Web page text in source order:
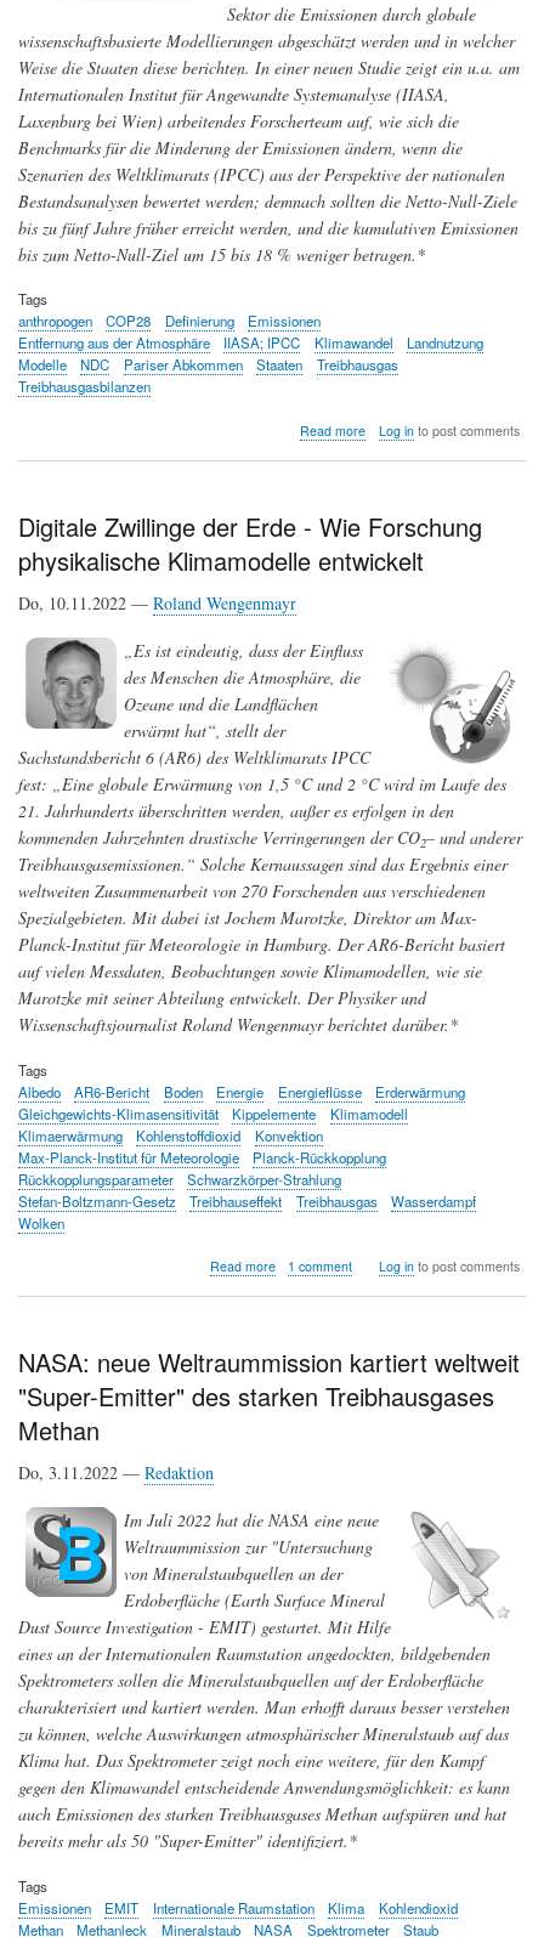
Sektor die Emissionen durch globale
wissenschaftsbasierte Modellierungen abgeschätzt werden und in welcher
Weise die Staaten diese berichten. In einer neuen Studie zeigt ein u.a. am
Internationalen Institut für Angewandte Systemanalyse (IIASA,
Laxenburg bei Wien) arbeitendes Forscherteam auf, wie sich die
Benchmarks für die Minderung der Emissionen ändern, wenn die
Szenarien des Weltklimarats (IPCC) aus der Perspektive der nationalen
Bestandsanalysen bewertet werden; demnach sollten die Netto-Null-Ziele
bis zu fünf Jahre früher erreicht werden, und die kumulativen Emissionen
bis zum Netto-Null-Ziel um 15 bis 18 % weniger betragen.*
Tags
anthropogen
COP28 Definierung
Emissionen
Entfernung aus der Atmosphäre
IIASA; IPCC Klimawandel
Landnutzung
Modelle
NDC Pariser Abkommen Staaten
Treibhausgas
Treibhausgasbilanzen
Read moreabout
durch
Landnutzung
entstehende
Ländern
unterschiedlich
definiert
Log into post comments
Digitale Zwillinge der Erde - Wie Forschung
physikalische Klimamodelle entwickelt
Do, 10.11.2022 — Roland Wengenmayr
„Es ist eindeutig, dass der Einfluss
des Menschen die Atmosphäre, die
Ozeane und die Landflächen
erwärmt hat“, stellt der
Sachstandsbericht 6 (AR6) des Weltklimarats IPCC
fest: „Eine globale Erwärmung von 1,5 °C und 2 °C wird im Laufe des
21. Jahrhunderts überschritten werden, außer es erfolgen in den
kommenden Jahrzehnten drastische Verringerungen der CO2– und anderer
Treibhausgasemissionen.“ Solche Kernaussagen sind das Ergebnis einer
weltweiten Zusammenarbeit von 270 Forschenden aus verschiedenen
Spezialgebieten. Mit dabei ist Jochem Marotzke, Direktor am Max-
Planck-Institut für Meteorologie in Hamburg. Der AR6-Bericht basiert
auf vielen Messdaten, Beobachtungen sowie Klimamodellen, wie sie
Marotzke mit seiner Abteilung entwickelt. Der Physiker und
Wissenschaftsjournalist Roland Wengenmayr berichtet darüber.*
Tags
Albedo
AR6-Bericht Boden Energie Energieflüsse
Erderwärmung
Gleichgewichts-Klimasensitivität
Kippelemente
Klimamodell
Klimaerwärmung
Kohlenstoffdioxid
Konvektion
Max-Planck-Institut für Meteorologie
Planck-Rückkopplung
Rückkopplungsparameter
Schwarzkörper-Strahlung
Stefan-Boltzmann-Gesetz
Treibhauseffekt Treibhausgas
Wasserdampf
Wolken
Read moreabout
-
Wie
Forschung
1 comment Log into post comments
NASA: neue Weltraummission kartiert weltweit
"Super-Emitter" des starken Treibhausgases
Methan
Do, 3.11.2022 — Redaktion
Im Juli 2022 hat die NASA eine neue
Weltraummission zur "Untersuchung
von Mineralstaubquellen an der
Erdoberfläche (Earth Surface Mineral
Dust Source Investigation - EMIT) gestartet. Mit Hilfe
eines an der Internationalen Raumstation angedockten, bildgebenden
Spektrometers sollen die Mineralstaubquellen auf der Erdoberfläche
charakterisiert und kartiert werden. Man erhofft daraus besser verstehen
zu können, welche Auswirkungen atmosphärischer Mineralstaub auf das
Klima hat. Das Spektrometer zeigt noch eine weitere, für den Kampf
gegen den Klimawandel entscheidende Anwendungsmöglichkeit: es kann
auch Emissionen des starken Treibhausgases Methan aufspüren und hat
bereits mehr als 50 "Super-Emitter" identifiziert.*
Tags
Emissionen
EMIT Internationale Raumstation Klima
Kohlendioxid
Methan
Methanleck Mineralstaub NASA Spektrometer Staub